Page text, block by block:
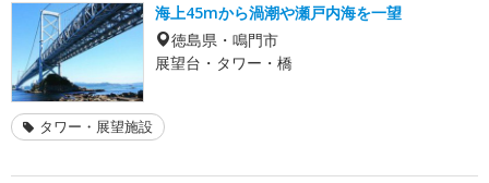
海上45mから渦潮や瀬戸内海を一望
徳島県・鳴門市
展望台・タワー・橋
タワー・展望施設